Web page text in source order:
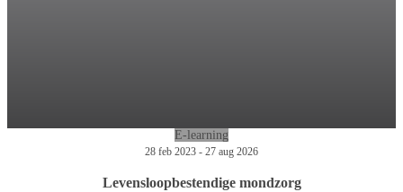
E-learning
28 feb 2023 - 27 aug 2026
Levensloopbestendige mondzorg